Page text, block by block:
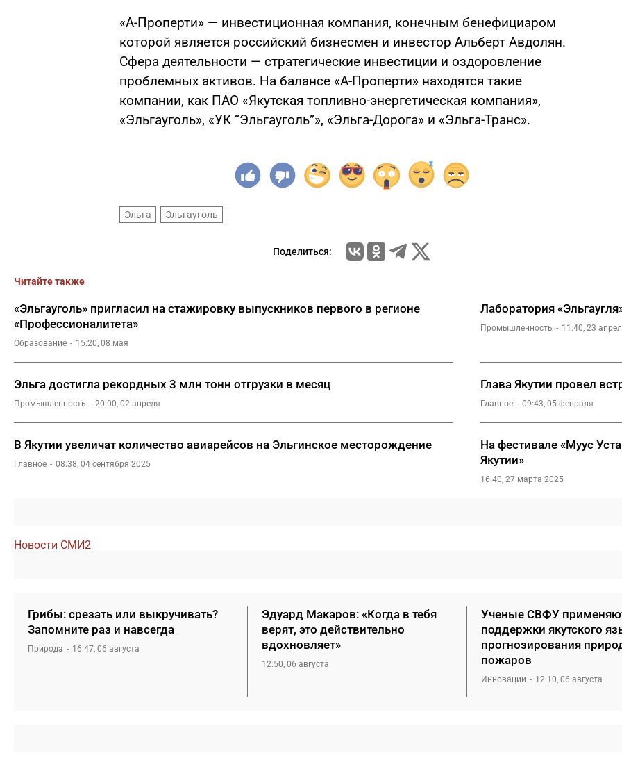
«А-Проперти» — инвестиционная компания, конечным бенефициаром
которой является российский бизнесмен и инвестор Альберт Авдолян.
Сфера деятельности — стратегические инвестиции и оздоровление
проблемных активов. На балансе «А-Проперти» находятся такие
компании, как ПАО «Якутская топливно-энергетическая компания»,
«Эльгауголь», «УК “Эльгауголь”», «Эльга-Дорога» и «Эльга-Транс».
Эльга Эльгауголь
Поделиться:
Читайте также
«Эльгауголь» пригласил на стажировку выпускников первого в регионе
«Профессионалитета»
Образование 15:20, 08 мая
Лаборатория
Промышленность 11:40, 23
Эльга достигла рекордных 3 млн тонн отгрузки в месяц
Промышленность 20:00, 02 апреля
Глава Якутии провел
Главное 09:43, 05 февраля
В Якутии увеличат количество авиарейсов на Эльгинское месторождение
Главное 08:38, 04 сентября 2025
На фестивале «Муус
Якутии»
16:40, 27 марта 2025
Новости СМИ2
Грибы: срезать или выкручивать?
Запомните раз и навсегда
Природа 16:47, 06 августа
Эдуард Макаров: «Когда в тебя
верят, это действительно
вдохновляет»
12:50, 06 августа
Ученые СВФУ
поддержки якутского
прогнозирования
пожаров
Инновации 12:10, 06 августа